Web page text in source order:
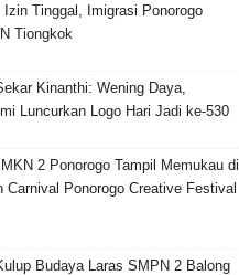
Izin Tinggal, Imigrasi Ponorogo
Tiongkok
Kinanthi: Wening Daya,
Luncurkan Logo Hari Jadi ke-530
2 Ponorogo Tampil Memukau di
Carnival Ponorogo Creative Festival
Budaya Laras SMPN 2 Balong